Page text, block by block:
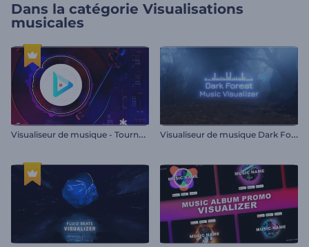
Dans la catégorie Visualisations
musicales
V
isualiseur de musique - Tourne-disque V
isualiseur de musique Dark Forest